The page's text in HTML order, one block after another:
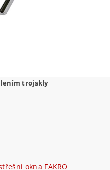
trojskly
okna FAKRO